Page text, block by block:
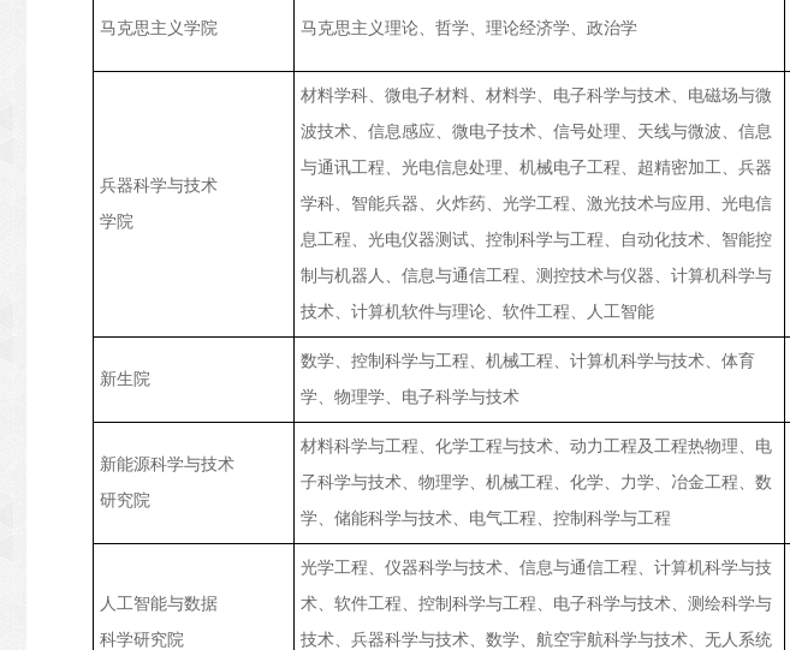
马克思主义学院 马克思主义理论、哲学、理论经济学、政治学
兵器科学与技术
学院
材料学科、微电子材料、材料学、电子科学与技术、电磁场与微
波技术、信息感应、微电子技术、信号处理、天线与微波、信息
与通讯工程、光电信息处理、机械电子工程、超精密加工、兵器
学科、智能兵器、火炸药、光学工程、激光技术与应用、光电信
息工程、光电仪器测试、控制科学与工程、自动化技术、智能控
制与机器人、信息与通信工程、测控技术与仪器、计算机科学与
技术、计算机软件与理论、软件工程、人工智能
新生院
数学、控制科学与工程、机械工程、计算机科学与技术、体育
学、物理学、电子科学与技术
新能源科学与技术
研究院
材料科学与工程、化学工程与技术、动力工程及工程热物理、电
子科学与技术、物理学、机械工程、化学、力学、冶金工程、数
学、储能科学与技术、电气工程、控制科学与工程
人工智能与数据
科学研究院
光学工程、仪器科学与技术、信息与通信工程、计算机科学与技
术、软件工程、控制科学与工程、电子科学与技术、测绘科学与
技术、兵器科学与技术、数学、航空宇航科学与技术、无人系统